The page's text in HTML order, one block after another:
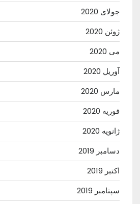
جولای 2020
ژوئن 2020
می 2020
آوریل 2020
مارس 2020
فوریه 2020
ژانویه 2020
دسامبر 2019
اکتبر 2019
سپتامبر 2019